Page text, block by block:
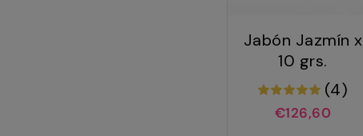
Jabón Jazmín x
10 grs.
(4)
€126,60